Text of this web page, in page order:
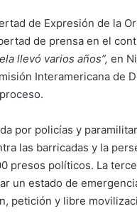
de Expresión de la
de prensa en el
llevó varios años”, en
Interamericana de
por policías y
las barricadas y la
presos políticos. La
un estado de
petición y libre